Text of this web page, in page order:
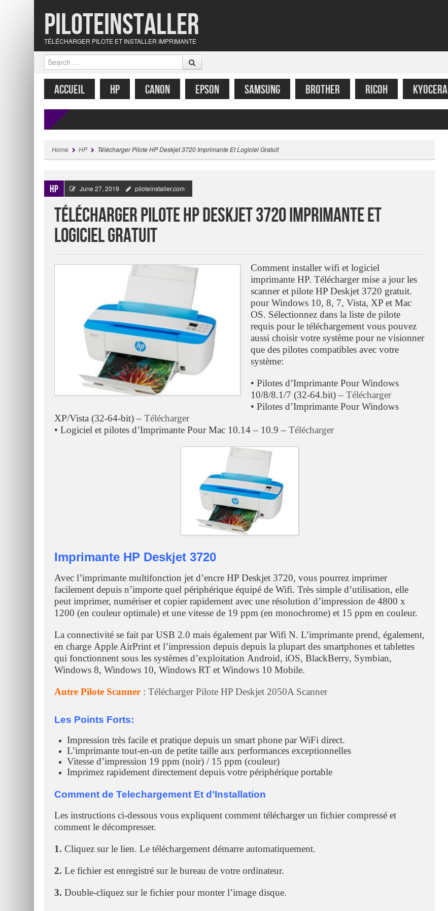
Piloteinstaller
TÉLÉCHARGER PILOTE ET INSTALLER IMPRIMANTE
Search
MENU
SKIP TO CONTENT
ACCUEIL HP CANON EPSON SAMSUNG BROTHER RICOH KYOCERA
Home HP Télécharger Pilote HP Deskjet 3720 Imprimante Et Logiciel Gratuit
HP June 27, 2019 piloteinstaller.com
Télécharger Pilote HP Deskjet 3720 Imprimante Et
Logiciel Gratuit
Comment installer wifi et logiciel
imprimante HP. Télécharger mise a jour les
scanner et pilote HP Deskjet 3720 gratuit.
pour Windows 10, 8, 7, Vista, XP et Mac
OS. Sélectionnez dans la liste de pilote
requis pour le téléchargement vous pouvez
aussi choisir votre système pour ne visionner
que des pilotes compatibles avec votre
système:
• Pilotes d’Imprimante Pour Windows
10/8/8.1/7 (32-64.bit) – Télécharger
• Pilotes d’Imprimante Pour Windows
XP/Vista (32-64-bit) – Télécharger
• Logiciel et pilotes d’Imprimante Pour Mac 10.14 – 10.9 – Télécharger
Imprimante HP Deskjet 3720
Avec l’imprimante multifonction jet d’encre HP Deskjet 3720, vous pourrez imprimer
facilement depuis n’importe quel périphérique équipé de Wifi. Très simple d’utilisation, elle
peut imprimer, numériser et copier rapidement avec une résolution d’impression de 4800 x
1200 (en couleur optimale) et une vitesse de 19 ppm (en monochrome) et 15 ppm en couleur.
La connectivité se fait par USB 2.0 mais également par Wifi N. L’imprimante prend, également,
en charge Apple AirPrint et l’impression depuis depuis la plupart des smartphones et tablettes
qui fonctionnent sous les systèmes d’exploitation Android, iOS, BlackBerry, Symbian,
Windows 8, Windows 10, Windows RT et Windows 10 Mobile.
Autre Pilote Scanner : Télécharger Pilote HP Deskjet 2050A Scanner
Les Points Forts:
Impression très facile et pratique depuis un smart phone par WiFi direct.
L’imprimante tout-en-un de petite taille aux performances exceptionnelles
Vitesse d’impression 19 ppm (noir) / 15 ppm (couleur)
Imprimez rapidement directement depuis votre périphérique portable
Comment de Telechargement Et d’Installation
Les instructions ci-dessous vous expliquent comment télécharger un fichier compressé et
comment le décompresser.
1. Cliquez sur le lien. Le téléchargement démarre automatiquement.
2. Le fichier est enregistré sur le bureau de votre ordinateur.
3. Double-cliquez sur le fichier pour monter l’image disque.